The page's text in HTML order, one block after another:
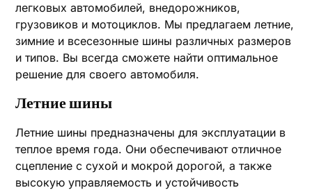
легковых автомобилей, внедорожников,
грузовиков и мотоциклов. Мы предлагаем летние,
зимние и всесезонные шины различных размеров
и типов. Вы всегда сможете найти оптимальное
решение для своего автомобиля.
Летние шины
Летние шины предназначены для эксплуатации в
теплое время года. Они обеспечивают отличное
сцепление с сухой и мокрой дорогой, а также
высокую управляемость и устойчивость